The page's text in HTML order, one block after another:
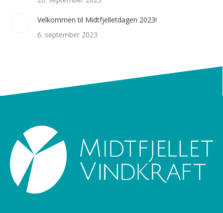
Velkommen til Midtfjelletdagen 2023!
6. september 2023